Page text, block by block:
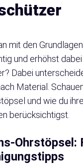
mit den
und erhöhst
Dabei
Material.
und wie du
berücksichtigst.
Ohrstöpsel: